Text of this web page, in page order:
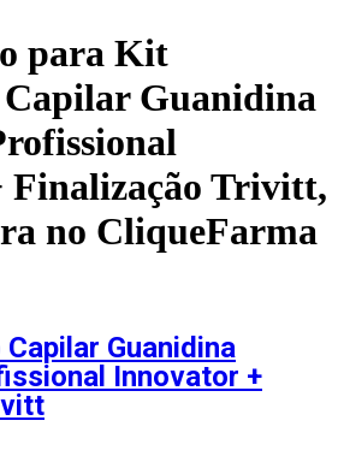
para Kit
Guanidina
Finalização Trivitt,
no CliqueFarma
Guanidina
Innovator +